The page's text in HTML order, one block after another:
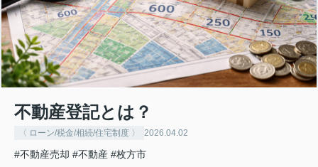
不動産登記とは？
〈 ローン/税金/相続/住宅制度 〉 2026.04.02
#不動産売却 #不動産 #枚方市